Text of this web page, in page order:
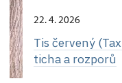
22. 4. 2026
Tis červený
ticha a rozporů